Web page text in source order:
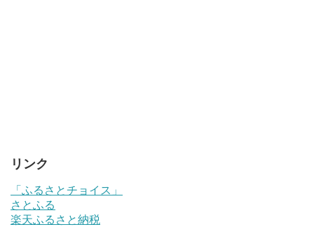
リンク
「ふるさとチョイス」
さとふる
楽天ふるさと納税